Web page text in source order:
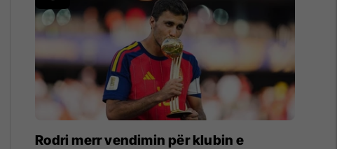
Rodri merr vendimin për klubin e